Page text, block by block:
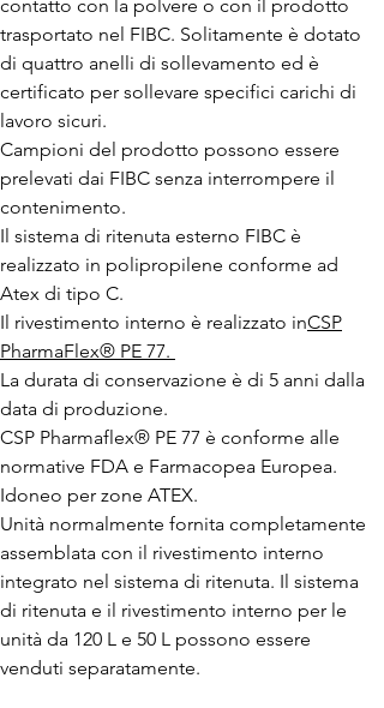
contatto con la polvere o con il prodotto
trasportato nel FIBC. Solitamente è dotato
di quattro anelli di sollevamento ed è
certificato per sollevare specifici carichi di
lavoro sicuri.
Campioni del prodotto possono essere
prelevati dai FIBC senza interrompere il
contenimento.
Il sistema di ritenuta esterno FIBC è
realizzato in polipropilene conforme ad
Atex di tipo C.
Il rivestimento interno è realizzato inCSP
PharmaFlex® PE 77.
La durata di conservazione è di 5 anni dalla
data di produzione.
CSP Pharmaflex® PE 77 è conforme alle
normative FDA e Farmacopea Europea.
Idoneo per zone ATEX.
Unità normalmente fornita completamente
assemblata con il rivestimento interno
integrato nel sistema di ritenuta. Il sistema
di ritenuta e il rivestimento interno per le
unità da 120 L e 50 L possono essere
venduti separatamente.